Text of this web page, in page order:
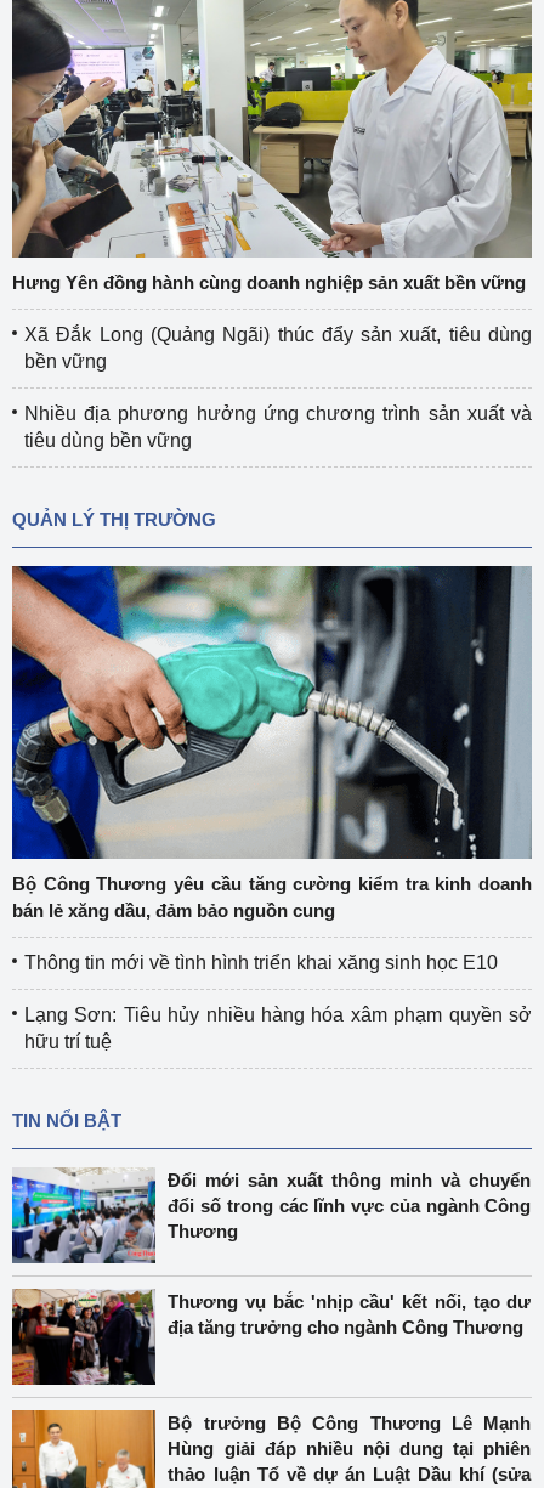
Hưng Yên đồng hành cùng doanh nghiệp sản xuất bền vững
Xã Đắk Long (Quảng Ngãi) thúc đẩy sản xuất, tiêu dùng
bền vững
Nhiều địa phương hưởng ứng chương trình sản xuất và
tiêu dùng bền vững
QUẢN LÝ THỊ TRƯỜNG
Bộ Công Thương yêu cầu tăng cường kiểm tra kinh doanh
bán lẻ xăng dầu, đảm bảo nguồn cung
Thông tin mới về tình hình triển khai xăng sinh học E10
Lạng Sơn: Tiêu hủy nhiều hàng hóa xâm phạm quyền sở
hữu trí tuệ
TIN NỔI BẬT
Đổi mới sản xuất thông minh và chuyển
đổi số trong các lĩnh vực của ngành Công
Thương
Thương vụ bắc 'nhịp cầu' kết nối, tạo dư
địa tăng trưởng cho ngành Công Thương
Bộ trưởng Bộ Công Thương Lê Mạnh
Hùng giải đáp nhiều nội dung tại phiên
thảo luận Tổ về dự án Luật Dầu khí (sửa